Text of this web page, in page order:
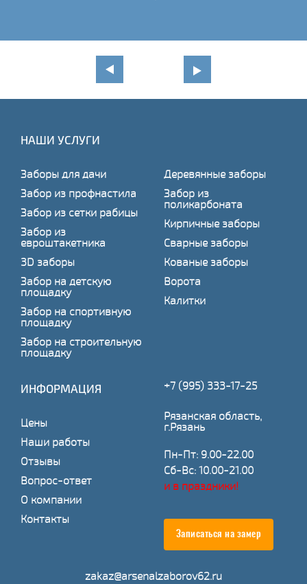
НАШИ УСЛУГИ
Заборы для дачи
Забор из профнастила
Забор из сетки рабицы
Забор из
евроштакетника
3D заборы
Забор на детскую
площадку
Забор на спортивную
площадку
Забор на строительную
площадку
Деревянные заборы
Забор из
поликарбоната
Кирпичные заборы
Сварные заборы
Кованые заборы
Ворота
Калитки
ИНФОРМАЦИЯ
Цены
Наши работы
Отзывы
Вопрос-ответ
О компании
Контакты
+7 (995) 333-17-25
Рязанская область,
г.Рязань
Пн-Пт: 9.00-22.00
Сб-Вс: 10.00-21.00
и в праздники!
Записаться на замер
zakaz@arsenalzaborov62.ru